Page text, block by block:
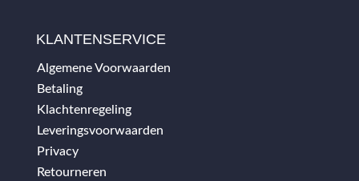
KLANTENSERVICE
Algemene Voorwaarden
Betaling
Klachtenregeling
Leveringsvoorwaarden
Privacy
Retourneren